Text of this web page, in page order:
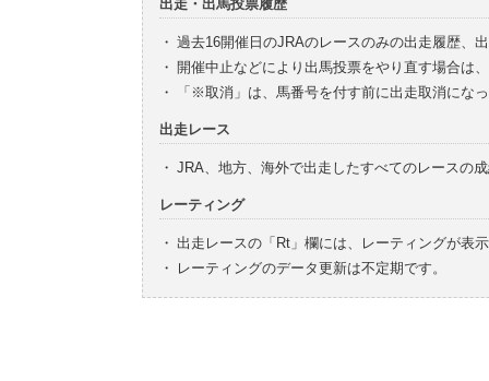
出走・出馬投票履歴
・ 過去16開催日のJRAのレースのみの出走履歴、
・ 開催中止などにより出馬投票をやり直す場合は
・
「※取消」は、馬番号を付す前に出走取消にな
出走レース
・ JRA、地方、海外で出走したすべてのレースの
レーティング
・ 出走レースの「Rt」欄には、レーティングが表
・
レーティングのデータ更新は不定期です。